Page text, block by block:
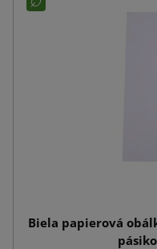
Biela papierová